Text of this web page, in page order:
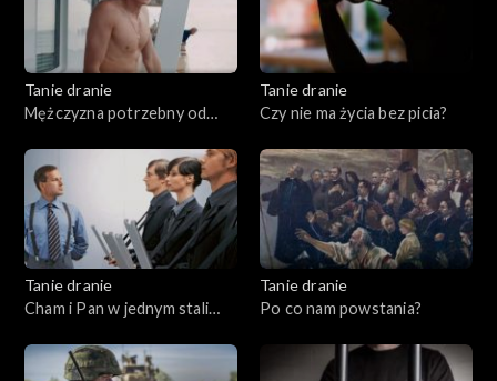
Tanie dranie
Mężczyzna potrzebny od
Tanie dranie
Czy nie ma życia bez picia?
Tanie dranie
Cham i Pan w jednym stali
Tanie dranie
Po co nam powstania?